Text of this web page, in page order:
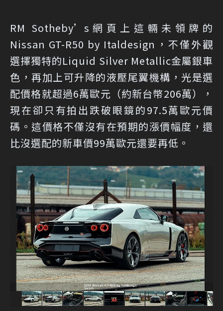
RM Sotheby’s網頁上這輛未領牌的
Nissan GT-R50 by Italdesign，不僅外觀
選擇獨特的Liquid Silver Metallic金屬銀車
色，再加上可升降的液壓尾翼機構，光是選
配價格就超過6萬歐元（約新台幣206萬），
現在卻只有拍出跌破眼鏡的97.5萬歐元價
碼。這價格不僅沒有在預期的漲價幅度，還
比沒選配的新車價99萬歐元還要再低。